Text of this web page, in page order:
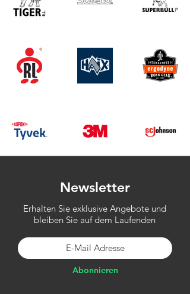
Newsletter
Erhalten Sie exklusive Angebote und
bleiben Sie auf dem Laufenden
Abonnieren